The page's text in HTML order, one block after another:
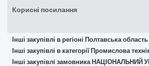
Корисні посилання
Інші закупівлі в регіоні Полтавська область
Інші закупівлі в категорії Промислова
Інші закупівлі замовника НАЦІОНАЛЬНИЙ